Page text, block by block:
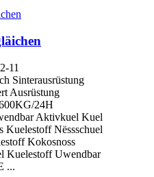
11
Sinterausrüstung
Ausrüstung
24H
Aktivkuel Kuel
Kuelestoff Nëssschuel
Kokosnoss
Kuelestoff Uwendbar
...